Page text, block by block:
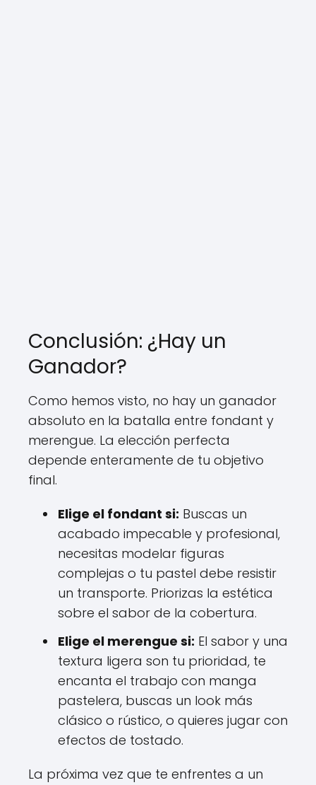
Conclusión: ¿Hay un
Ganador?
Como hemos visto, no hay un ganador
absoluto en la batalla entre fondant y
merengue. La elección perfecta
depende enteramente de tu objetivo
final.
Elige el fondant si: Buscas un
acabado impecable y profesional,
necesitas modelar figuras
complejas o tu pastel debe resistir
un transporte. Priorizas la estética
sobre el sabor de la cobertura.
Elige el merengue si: El sabor y una
textura ligera son tu prioridad, te
encanta el trabajo con manga
pastelera, buscas un look más
clásico o rústico, o quieres jugar con
efectos de tostado.
La próxima vez que te enfrentes a un